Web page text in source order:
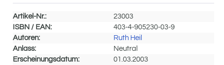
Artikel-Nr.:
23003
ISBN / EAN:
403-4-905230-03-9
Autoren:
Ruth Heil
Anlass:
Neutral
Erscheinungsdatum:
01.03.2003